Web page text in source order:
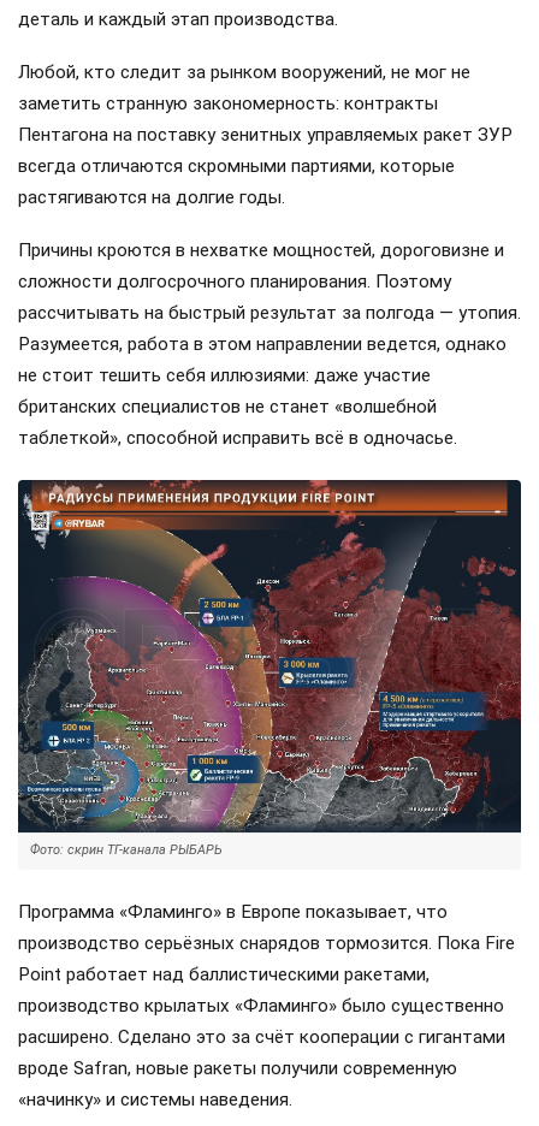
деталь и каждый этап производства.
Любой, кто следит за рынком вооружений, не мог не
заметить странную закономерность: контракты
Пентагона на поставку зенитных управляемых ракет ЗУР
всегда отличаются скромными партиями, которые
растягиваются на долгие годы.
Причины кроются в нехватке мощностей, дороговизне и
сложности долгосрочного планирования. Поэтому
рассчитывать на быстрый результат за полгода — утопия.
Разумеется, работа в этом направлении ведется, однако
не стоит тешить себя иллюзиями: даже участие
британских специалистов не станет «волшебной
таблеткой», способной исправить всё в одночасье.
Фото: скрин ТГ-канала РЫБАРЬ
Программа «Фламинго» в Европе показывает, что
производство серьёзных снарядов тормозится. Пока Fire
Point работает над баллистическими ракетами,
производство крылатых «Фламинго» было существенно
расширено. Сделано это за счёт кооперации с гигантами
вроде Safran, новые ракеты получили современную
«начинку» и системы наведения.